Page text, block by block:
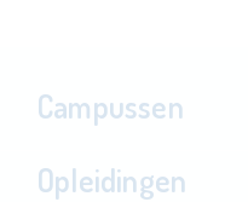
Campussen
Opleidingen